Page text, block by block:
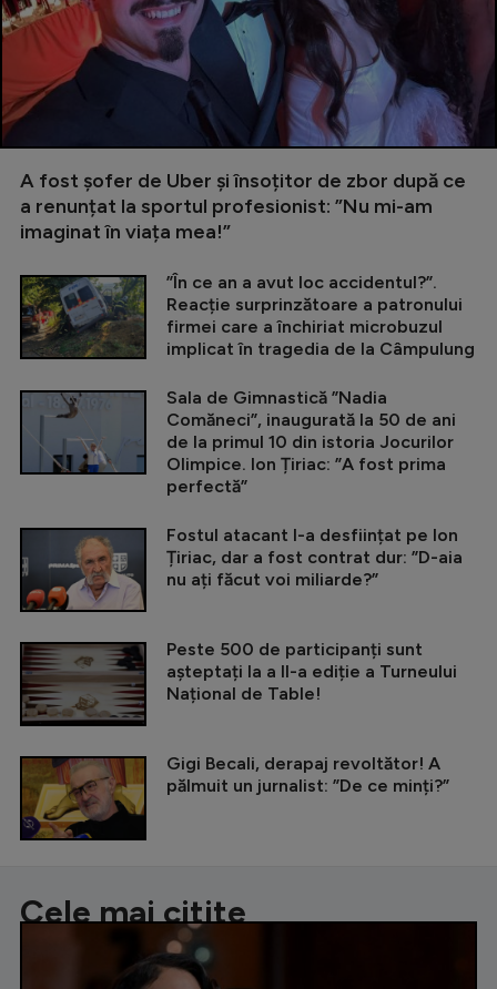
A fost șofer de Uber și însoțitor de zbor după ce
a renunțat la sportul profesionist: ”Nu mi-am
imaginat în viața mea!”
”În ce an a avut loc accidentul?”.
Reacție surprinzătoare a patronului
firmei care a închiriat microbuzul
implicat în tragedia de la Câmpulung
Sala de Gimnastică ”Nadia
Comăneci”, inaugurată la 50 de ani
de la primul 10 din istoria Jocurilor
Olimpice. Ion Țiriac: ”A fost prima
perfectă”
Fostul atacant l-a desființat pe Ion
Țiriac, dar a fost contrat dur: ”D-aia
nu ați făcut voi miliarde?”
Peste 500 de participanți sunt
așteptați la a II-a ediție a Turneului
Național de Table!
Gigi Becali, derapaj revoltător! A
pălmuit un jurnalist: ”De ce minți?”
Cele mai citite